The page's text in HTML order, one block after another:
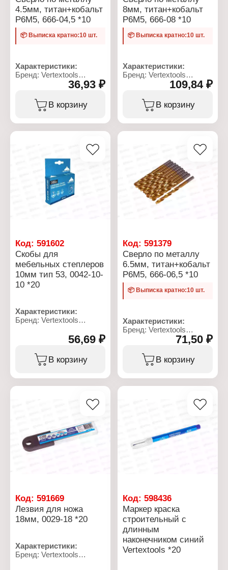
4.5мм, титан+кобальт
Р6М5, 666-04,5 *10
📦 Выписка кратно:10 шт.
Характеристики:
Бренд: Vertextools
Артикул: 666-04,5
Тип товара: Сверло
Назначение: по металлу
Диаметр: 4,5 мм
Рабочая длина: 50 мм
цилиндрический
хвостовик
Угол заточки: 118
градусов
36,93 ₽
В корзину
8мм, титан+кобальт
Р6М5, 666-08 *10
📦 Выписка кратно:10 шт.
Характеристики:
Бренд: Vertextools
Артикул: 666-08
Тип товара: Сверло
Назначение: по металлу
Диаметр: 8 мм
Угол заточки: 118
градусов
109,84 ₽
В корзину
Код: 591602
Скобы для
мебельных степлеров
10мм тип 53, 0042-10-
10 *20
Характеристики:
Бренд: Vertextools
Тип товара: Скобы для
мебельных степлеров
Форма: прямоугольные
Особенность:
Высота: 10 мм
Количество: 1000 шт
Упаковка: в коробке
56,69 ₽
В корзину
Код:591379
Сверло по металлу
6.5мм, титан+кобальт
Р6М5, 666-06,5 *10
📦 Выписка кратно:10 шт.
Характеристики:
Бренд: Vertextools
Артикул: 666-06,5
Тип товара: Сверло
Назначение: по металлу
Диаметр: 6,5 мм
Рабочая длина: 65 мм
Угол заточки: 118
градусов
71,50 ₽
В корзину
Код: 591669
Лезвия для ножа
18мм, 0029-18 *20
Характеристики:
Бренд: Vertextools
Код:598436
Маркер краска
строительный с
длинным
наконечником синий
Vertextools *20